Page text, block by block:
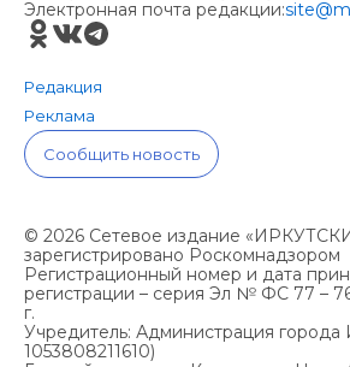
Электронная почта редакции:
Редакция
Реклама
Сообщить новость
© 2026 Сетевое издание
зарегистрировано Роскомнадзором
Регистрационный номер и дата
регистрации – серия Эл № ФС 77 –
г.
Учредитель: Администрация
1053808211610)